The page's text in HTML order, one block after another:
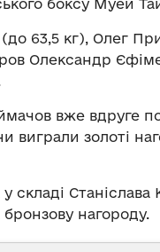
боксу Муей
63,5 кг), Олег
Олександр
вже вдруге
виграли золоті
складі Станіслава
нагороду.